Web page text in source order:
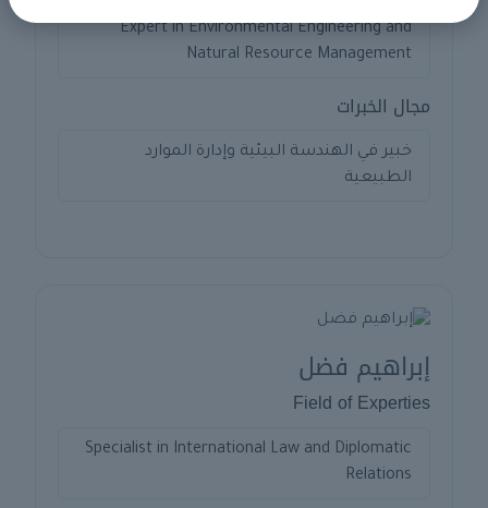
Expert in Environmental Engineering and
Natural Resource Management
مجال الخبرات
خبير في الهندسة البيئية وإدارة الموارد
الطبيعية
إبراهيم فضل
Field of Experties
Specialist in International Law and Diplomatic
Relations